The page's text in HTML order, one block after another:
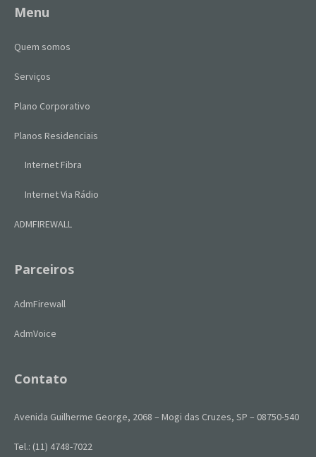
Menu
Quem somos
Serviços
Plano Corporativo
Planos Residenciais
Internet Fibra
Internet Via Rádio
ADMFIREWALL
Parceiros
AdmFirewall
AdmVoice
Contato
Avenida Guilherme George, 2068 – Mogi das Cruzes, SP – 08750-540
Tel.: (11) 4748-7022